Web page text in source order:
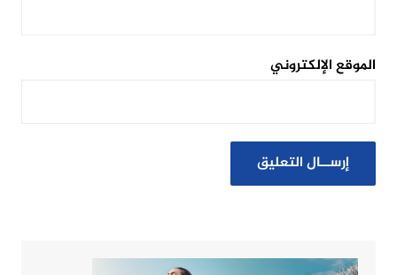
الموقع الإلكتروني